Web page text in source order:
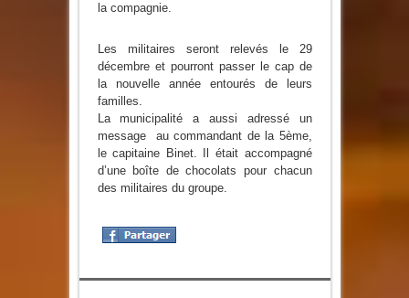
la compagnie.
Les militaires seront relevés le 29
décembre et pourront passer le cap de
la nouvelle année entourés de leurs
familles.
La municipalité a aussi adressé un
message au commandant de la 5ème,
le capitaine Binet. Il était accompagné
d’une boîte de chocolats pour chacun
des militaires du groupe.